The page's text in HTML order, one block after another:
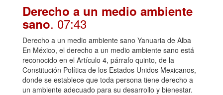
Derecho a un medio ambiente
sano. 07:43
Derecho a un medio ambiente sano Yanuaria de Alba
En México, el derecho a un medio ambiente sano está
reconocido en el Artículo 4, párrafo quinto, de la
Constitución Política de los Estados Unidos Mexicanos,
donde se establece que toda persona tiene derecho a
un ambiente adecuado para su desarrollo y bienestar.